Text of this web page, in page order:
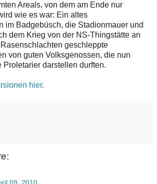
Areals, von dem am Ende nur
wie es war: Ein altes
im Badgebüsch, die Stadionmauer und
dem Krieg von der NS-Thingstätte an
geschleppte
von guten Volksgenossen, die nun
darstellen durften.
hier.
09, 2010